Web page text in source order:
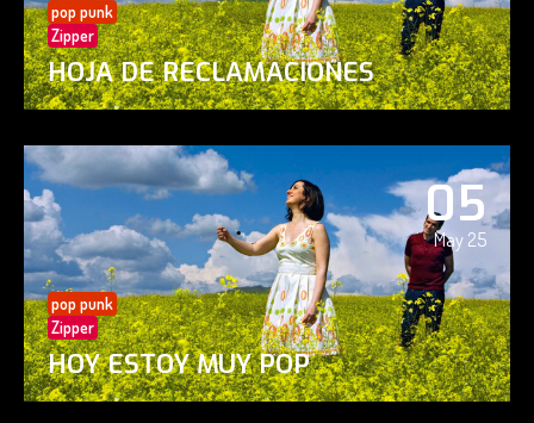
pop punk
Zipper
HOJA DE RECLAMACIONES
05
May 25
pop punk
Zipper
HOY ESTOY MUY POP